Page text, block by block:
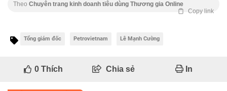
Theo Chuyên trang kinh doanh tiêu dùng Thương gia Online
Copy link
Tổng giám đốc Petrovietnam Lê Mạnh Cường
0Thích Chia sẻ In